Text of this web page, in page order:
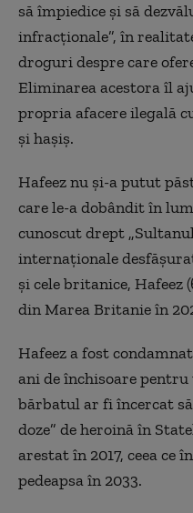
să împiedice și să
infracționale”, în
droguri despre care
Eliminarea acestora îl
propria afacere ilegală
și hașiș.
Hafeez nu și-a putut
care le-a dobândit în
cunoscut drept
internaționale
și cele britanice, Hafeez
din Marea Britanie în
Hafeez a fost
ani de închisoare
bărbatul ar fi încercat
doze” de heroină în
arestat în 2017, ceea ce
pedeapsa în 2033.